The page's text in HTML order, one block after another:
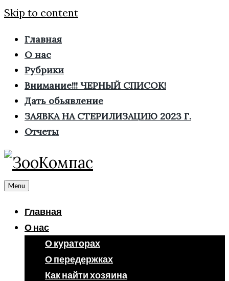
Skip to content
Главная
О нас
Рубрики
Внимание!!! ЧЕРНЫЙ СПИСОК!
Дать обьявление
ЗАЯВКА НА СТЕРИЛИЗАЦИЮ 2023 Г.
Отчеты
Menu
Главная
О нас
О кураторах
О передержках
Как найти хозяина